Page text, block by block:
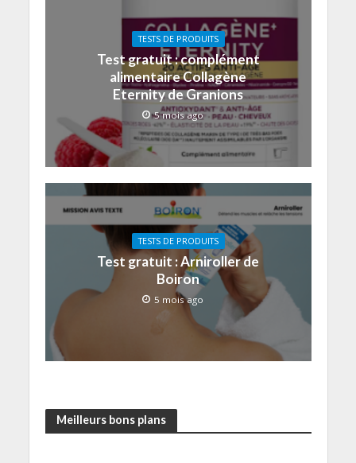
TESTS DE PRODUITS
Test gratuit : complément
alimentaire Collagène
Eternity de Granions
5 mois ago
TESTS DE PRODUITS
Test gratuit : Arniroller de
Boiron
5 mois ago
Meilleurs bons plans